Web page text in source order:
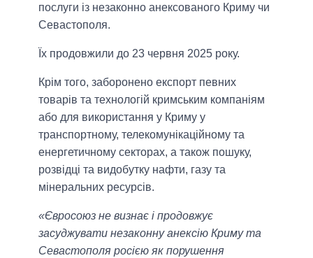
послуги із незаконно анексованого Криму чи
Севастополя.
Їх продовжили до 23 червня 2025 року.
Крім того, заборонено експорт певних
товарів та технологій кримським компаніям
або для використання у Криму у
транспортному, телекомунікаційному та
енергетичному секторах, а також пошуку,
розвідці та видобутку нафти, газу та
мінеральних ресурсів.
«Євросоюз не визнає і продовжує
засуджувати незаконну анексію Криму та
Севастополя росією як порушення